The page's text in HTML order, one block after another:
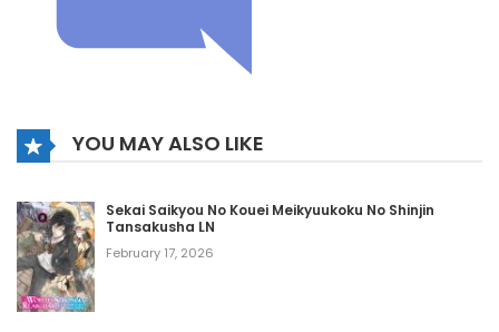
YOU MAY ALSO LIKE
Sekai Saikyou No Kouei Meikyuukoku No Shinjin
Tansakusha LN
February 17, 2026